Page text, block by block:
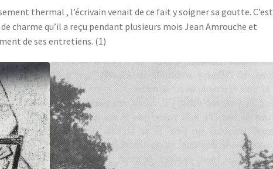
thermal , l’écrivain venait de ce fait y soigner sa goutte. C’est
charme qu’il a reçu pendant plusieurs mois Jean Amrouche et
de ses entretiens. (1)